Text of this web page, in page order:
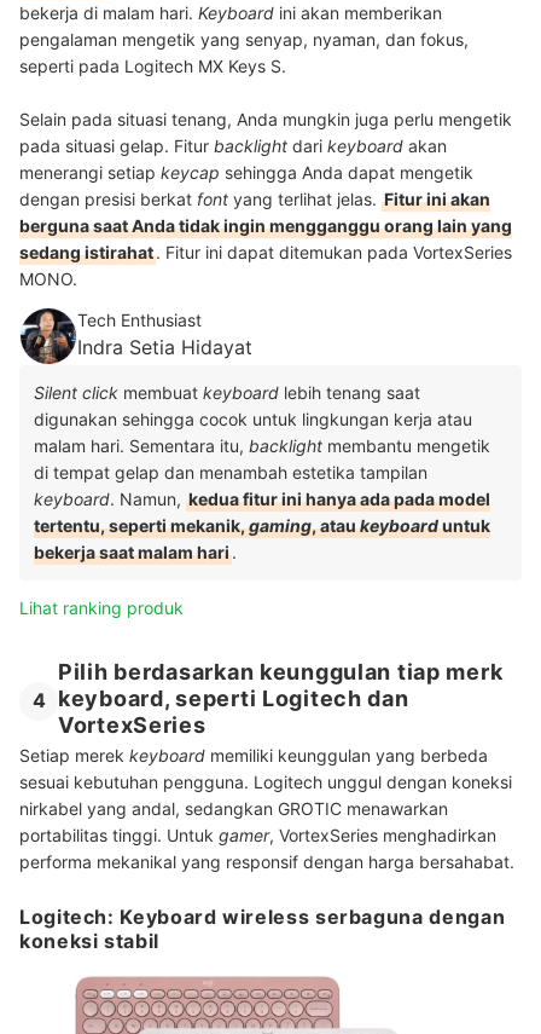
bekerja di malam hari. Keyboard ini akan memberikan
pengalaman mengetik yang senyap, nyaman, dan fokus,
seperti pada Logitech MX Keys S.
Selain pada situasi tenang, Anda mungkin juga perlu mengetik
pada situasi gelap. Fitur backlight dari keyboard akan
menerangi setiap keycap sehingga Anda dapat mengetik
dengan presisi berkat font yang terlihat jelas. Fitur ini akan
berguna saat Anda tidak ingin mengganggu orang lain yang
sedang istirahat. Fitur ini dapat ditemukan pada VortexSeries
MONO.
Tech Enthusiast
Indra Setia Hidayat
Silent click membuat keyboard lebih tenang saat
digunakan sehingga cocok untuk lingkungan kerja atau
malam hari. Sementara itu, backlight membantu mengetik
di tempat gelap dan menambah estetika tampilan
keyboard. Namun, kedua fitur ini hanya ada pada model
tertentu, seperti mekanik,gaming, ataukeyboarduntuk
bekerja saat malam hari.
Lihat ranking produk
4
Pilih berdasarkan keunggulan tiap merk
keyboard, seperti Logitech dan
VortexSeries
Setiap merek keyboard memiliki keunggulan yang berbeda
sesuai kebutuhan pengguna. Logitech unggul dengan koneksi
nirkabel yang andal, sedangkan GROTIC menawarkan
portabilitas tinggi. Untuk gamer, VortexSeries menghadirkan
performa mekanikal yang responsif dengan harga bersahabat.
Logitech: Keyboard wireless serbaguna dengan
koneksi stabil